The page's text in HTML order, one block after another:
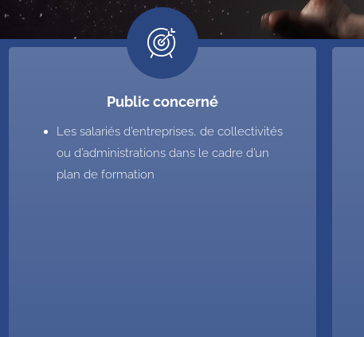
Public concerné
Les salariés d’entreprises, de collectivités
ou d’administrations dans le cadre d’un
plan de formation